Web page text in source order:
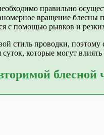
правильно
вращение
с помощью рывков и
стиль проводки,
которые могут
блесной